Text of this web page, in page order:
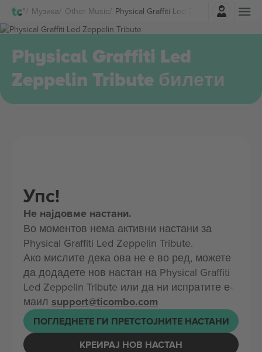
Музика Other Music Physical Graffiti Led Zeppelin Tribute
Најави се
Physical Graffiti Led
Zeppelin Tribute билети
Упс!
Не најдовме настани.
Во моментов нема активни настани за
Physical Graffiti Led Zeppelin Tribute.
Ако мислите дека ова не е во ред, можете
да додадете нов настан на Physical Graffiti
Led Zeppelin Tribute или да ни испратите е-
маил support@ticombo.com
ПОГЛЕДНЕТЕ ГИ ПРЕТСТОЈНИТЕ НАСТАНИ
КРЕИРАЈ НОВ НАСТАН